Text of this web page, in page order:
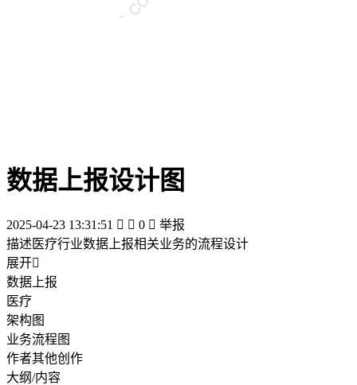
数据上报设计图
2025-04-23 13:31:51   0  举报
描述医疗行业数据上报相关业务的流程设计
展开
数据上报
医疗
架构图
业务流程图
作者其他创作
大纲/内容